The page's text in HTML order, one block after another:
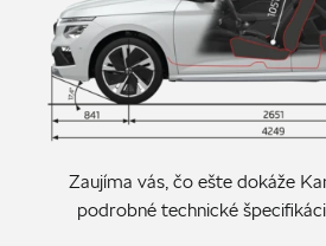
Zaujíma vás, čo ešte dokáže
podrobné technické